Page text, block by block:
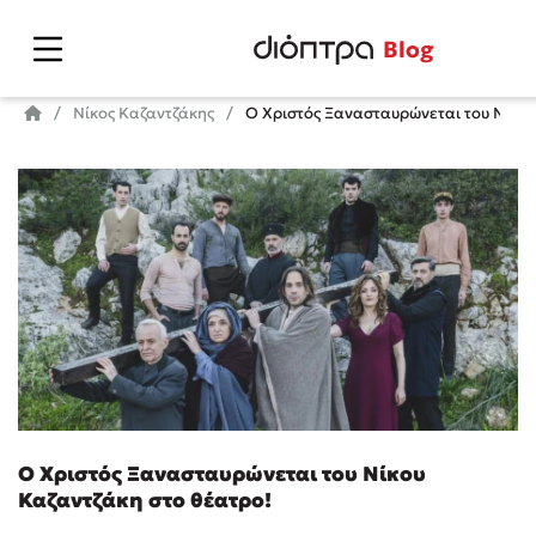
Blog
Νίκος Καζαντζάκης Ο Χριστός Ξανασταυρώνεται του
Ο Χριστός Ξανασταυρώνεται του Νίκου
Καζαντζάκη στο θέατρο!